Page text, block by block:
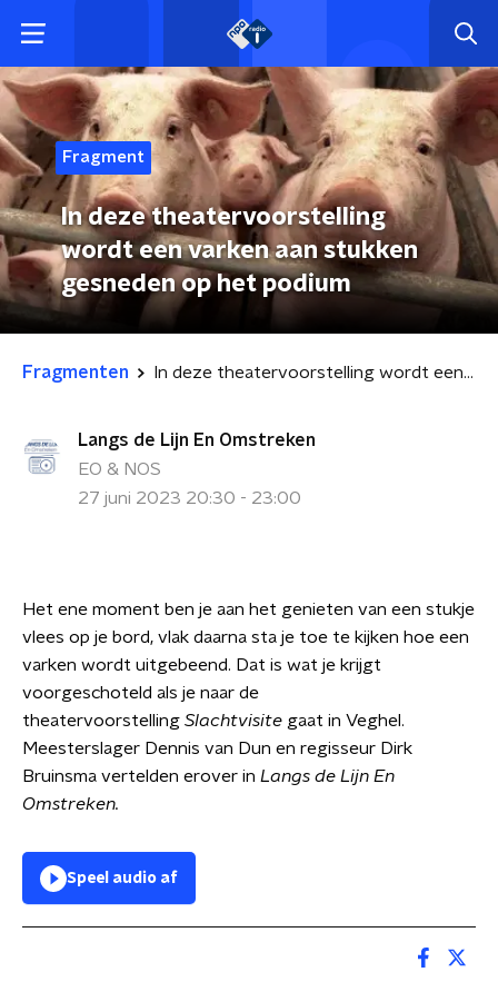
Fragment
In deze theatervoorstelling
wordt een varken aan stukken
gesneden op het podium
Fragmenten In deze theatervoorstelling wordt een varken aan stukken gesneden op het podium
Langs de Lijn En Omstreken
EO & NOS
27 juni 2023 20:30 - 23:00
Het ene moment ben je aan het genieten van een stukje
vlees op je bord, vlak daarna sta je toe te kijken hoe een
varken wordt uitgebeend. Dat is wat je krijgt
voorgeschoteld als je naar de
theatervoorstelling Slachtvisite gaat in Veghel.
Meesterslager Dennis van Dun en regisseur Dirk
Bruinsma vertelden erover in Langs de Lijn En
Omstreken.
Speel audio af